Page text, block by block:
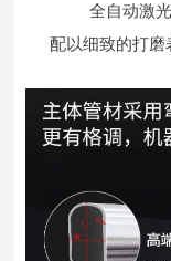
全自动激
配以细致的打磨